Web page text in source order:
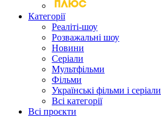
Категорії
Реаліті-шоу
Розважальні шоу
Новини
Серіали
Мультфільми
Фільми
Українські фільми і серіали
Всі категорії
Всі проєкти